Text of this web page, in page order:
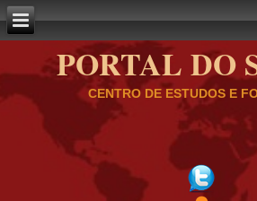
PORTAL DO
CENTRO DE ESTUDOS E